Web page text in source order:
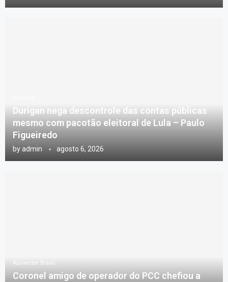
Durigan nega descontrole das contas públicas
mesmo com pacotão eleitoral de Lula – Paulo
Figueiredo
by admin agosto 6, 2026
Auriverde Brasil
Coronel amigo de operador do PCC chefiou a